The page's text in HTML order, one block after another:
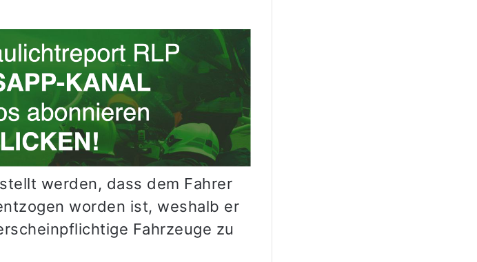
werden, dass dem Fahrer
worden ist, weshalb er
Fahrzeuge zu